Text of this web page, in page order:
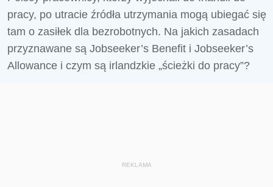
pracy, po utracie źródła utrzymania mogą ubiegać się
tam o zasiłek dla bezrobotnych. Na jakich zasadach
przyznawane są Jobseeker’s Benefit i Jobseeker’s
Allowance i czym są irlandzkie „ścieżki do pracy”?
REKLAMA